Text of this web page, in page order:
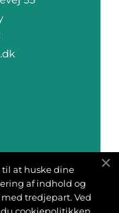
til at huske dine
af indhold og
tredjepart. Ved